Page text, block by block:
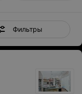
Фильтры